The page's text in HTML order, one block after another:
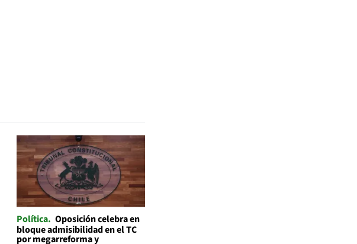
Política Oposición celebra en
bloque admisibilidad en el TC
por megarreforma y